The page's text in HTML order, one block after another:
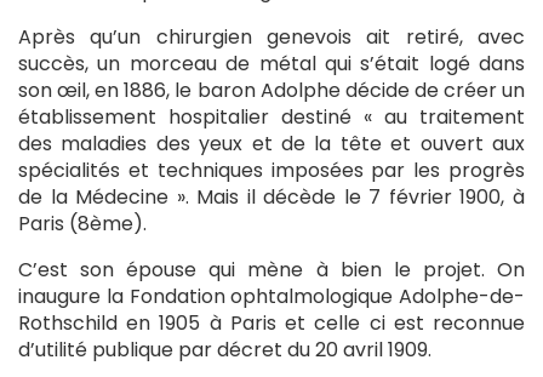
Après qu’un chirurgien genevois ait retiré, avec
succès, un morceau de métal qui s’était logé dans
son œil, en 1886, le baron Adolphe décide de créer un
établissement hospitalier destiné « au traitement
des maladies des yeux et de la tête et ouvert aux
spécialités et techniques imposées par les progrès
de la Médecine ». Mais il décède le 7 février 1900, à
Paris (8ème).
C’est son épouse qui mène à bien le projet. On
inaugure la Fondation ophtalmologique Adolphe-de-
Rothschild en 1905 à Paris et celle ci est reconnue
d’utilité publique par décret du 20 avril 1909.